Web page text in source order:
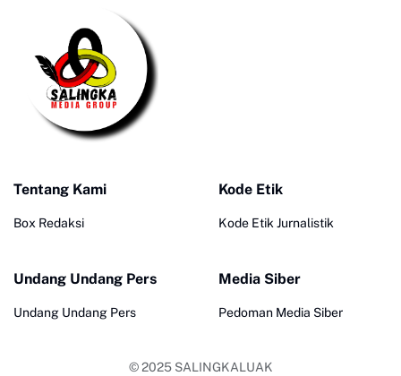
Tentang Kami
Box Redaksi
Kode Etik
Kode Etik Jurnalistik
Undang Undang Pers
Undang Undang Pers
Media Siber
Pedoman Media Siber
© 2025 SALINGKALUAK